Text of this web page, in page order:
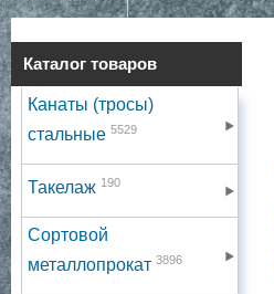
Каталог товаров
Канаты (тросы)
стальные 5529
Такелаж 190
Сортовой
металлопрокат 3896